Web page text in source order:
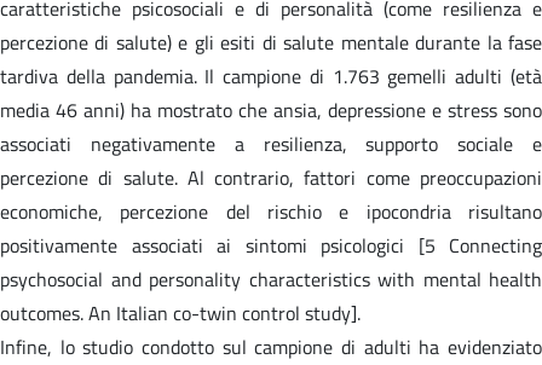
caratteristiche psicosociali e di personalità (come resilienza e
percezione di salute) e gli esiti di salute mentale durante la fase
tardiva della pandemia. Il campione di 1.763 gemelli adulti (età
media 46 anni) ha mostrato che ansia, depressione e stress sono
associati negativamente a resilienza, supporto sociale e
percezione di salute. Al contrario, fattori come preoccupazioni
economiche, percezione del rischio e ipocondria risultano
positivamente associati ai sintomi psicologici [5 Connecting
psychosocial and personality characteristics with mental health
outcomes. An Italian co-twin control study].
Infine, lo studio condotto sul campione di adulti ha evidenziato